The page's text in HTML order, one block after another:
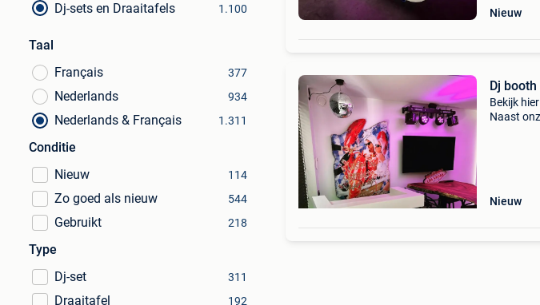
Dj-sets en Draaitafels
1.100
Taal
Français
377
Nederlands 934
Nederlands & Français 1.311
Conditie
Nieuw
114
Zo goed als nieuw 544
Gebruikt 218
Type
Dj-set
311
Draaitafel 192
Nieuw
Dj
Bekijk
Naast
Nieuw